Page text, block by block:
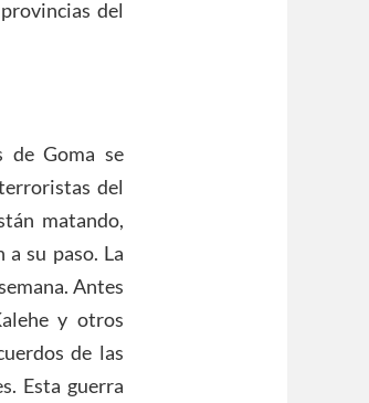
del
de Goma se
del
matando,
su paso. La
Antes
y otros
de las
Esta guerra